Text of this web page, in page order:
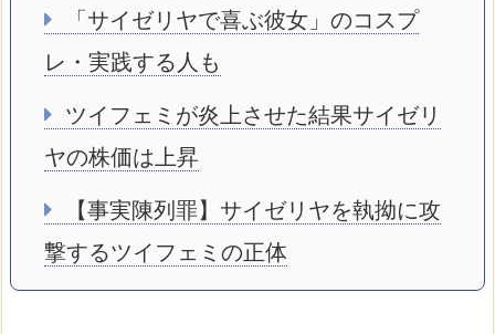
「サイゼリヤで喜ぶ彼女」のコスプ
レ・実践する人も
ツイフェミが炎上させた結果サイゼリ
ヤの株価は上昇
【事実陳列罪】サイゼリヤを執拗に攻
撃するツイフェミの正体